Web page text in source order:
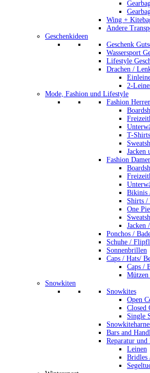
Wing +
Andere
Geschenkideen
Geschenk
Wassersport
Lifestyle
Drachen /
2-
Mode, Fashion und Lifestyle
Fashion
T-
Jacken
Fashion
Bikinis
Shirts /
One
Jacken
Ponchos /
Schuhe /
Sonnenbrillen
Caps / Hats/
Caps /
Mützen
Snowkiten
Snowkites
Open
Closed
Single
Bars and
Reparatur und
Leinen
Bridles